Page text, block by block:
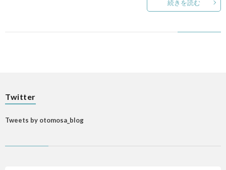
続きを読む
Twitter
Tweets by otomosa_blog